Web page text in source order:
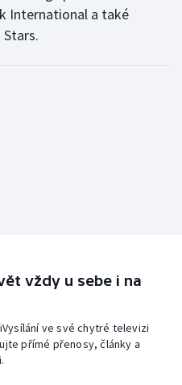
International a také
vždy u sebe i na
ve své chytré televizi
přímé přenosy, články a